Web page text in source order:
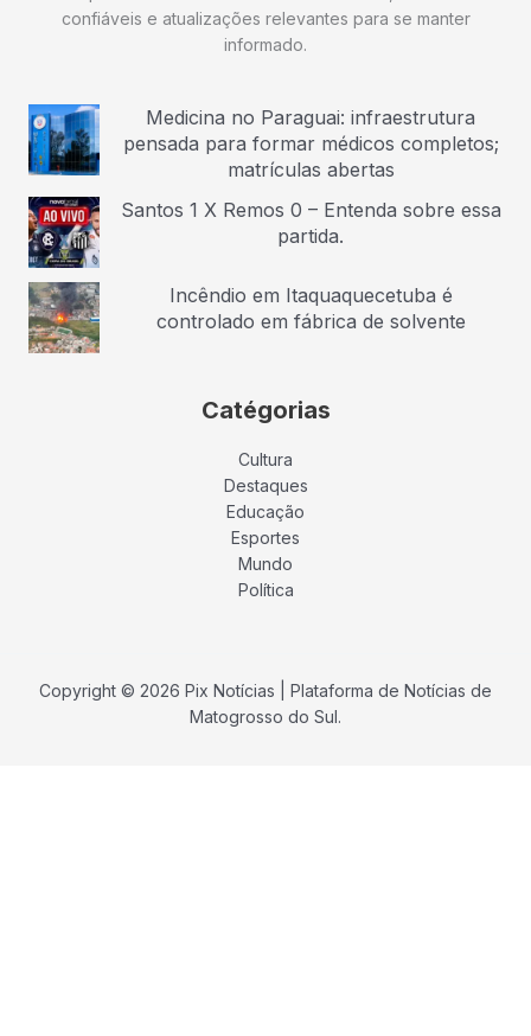
confiáveis e atualizações relevantes para se manter
informado.
Medicina no Paraguai: infraestrutura
pensada para formar médicos completos;
matrículas abertas
Santos 1 X Remos 0 – Entenda sobre essa
partida.
Incêndio em Itaquaquecetuba é
controlado em fábrica de solvente
Catégorias
Cultura
Destaques
Educação
Esportes
Mundo
Política
Copyright © 2026 Pix Notícias | Plataforma de Notícias de
Matogrosso do Sul.